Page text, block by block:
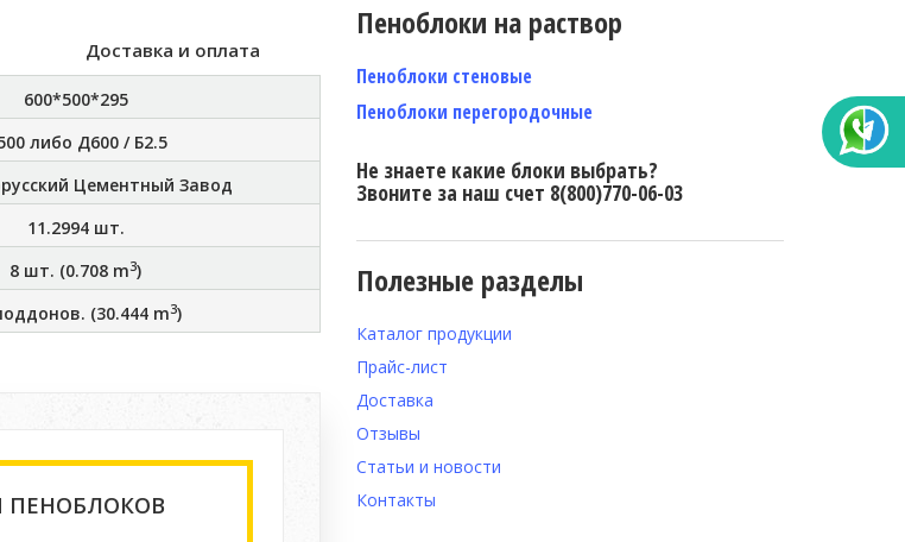
Доставка и оплата
600*500*295
либо Д600 / Б2.5
Цементный Завод
11.2994шт.
8 шт. (0.708 m3)
(30.444 m3)
ПЕНОБЛОКОВ
Пеноблоки на раствор
Пеноблоки стеновые
Пеноблоки перегородочные
Не знаете какие блоки выбрать?
Звоните за наш счет 8(800)770-06-03
Полезные разделы
Каталог продукции
Прайс-лист
Доставка
Отзывы
Статьи и новости
Контакты